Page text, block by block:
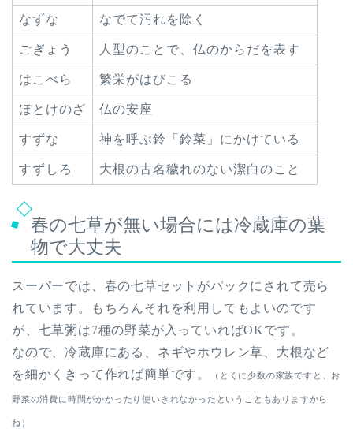
なずな なでて汚れを除く
ごぎょう 人型のことで、仏のからだを表す
はこべら 繁栄がはびこる
ほとけのざ 仏の安座
すずな 神を呼ぶ鈴「鈴菜」にかけている
すずしろ 大根の古名穢れのない潔白のこと
春の七草が無い場合には冷蔵庫の葉
物で大丈夫
スーパーでは、春の七草セットがパックにされて売ら
れています。もちろんそれを利用してもよいのです
が、七草粥は7種の野菜が入っていればOKです。
なので、冷蔵庫にある、ネギやホウレン草、大根など
を細かくきって作れば簡単です。
（とくに少数の家族ですと、お
野菜の消費に時間がかかったり使いきれなかったということもありますから
ね）